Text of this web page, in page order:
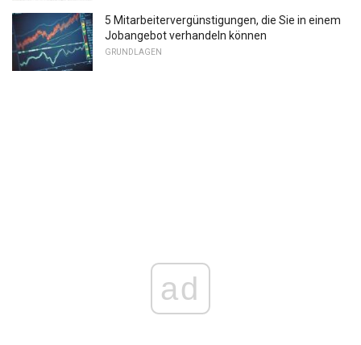
5 Mitarbeitervergünstigungen, die Sie in einem
Jobangebot verhandeln können
GRUNDLAGEN
ad